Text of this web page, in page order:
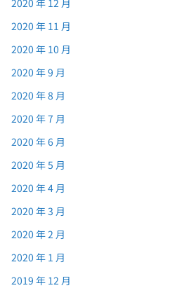
2020 年 11 月
2020 年 10 月
2020 年 9 月
2020 年 8 月
2020 年 7 月
2020 年 6 月
2020 年 5 月
2020 年 4 月
2020 年 3 月
2020 年 2 月
2020 年 1 月
2019 年 12 月